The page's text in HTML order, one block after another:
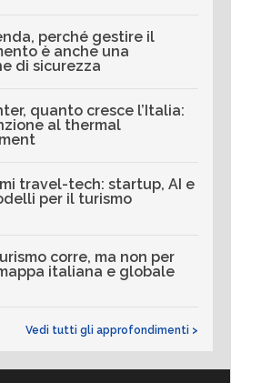
perché gestire il
è anche una
di sicurezza
quanto cresce l’Italia:
al thermal
travel-tech: startup, AI e
per il turismo
corre, ma non per
italiana e globale
Vedi tutti gli approfondimenti >